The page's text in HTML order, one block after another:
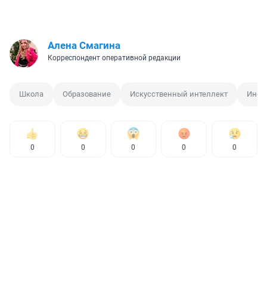
Алена Смагина
Корреспондент оперативной редакции
Школа Образование Искусственный интеллект
0 0 0 0 0